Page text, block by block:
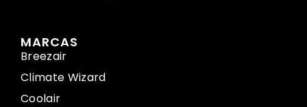
MARCAS
Breezair
Climate Wizard
Coolair